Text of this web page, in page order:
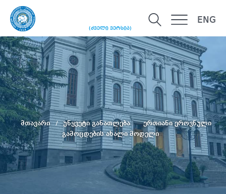
(ძველი ვერსია)
ENG
მთავარი უწყვეტი განათლება
ერთიანი ეროვნული
გამოცდების ახალი მოდელი